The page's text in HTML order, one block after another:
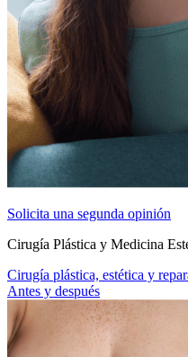
Solicita una segunda opinión
Cirugía Plástica y Medicina
Cirugía plástica, estética y
Antes y después